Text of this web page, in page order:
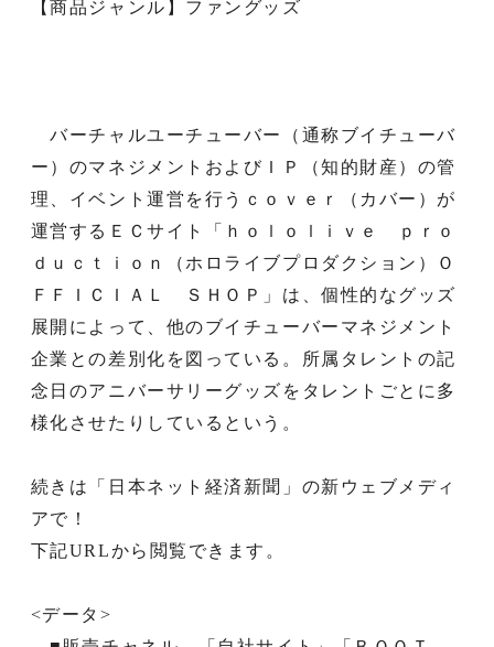
【商品ジャンル】ファングッズ
バーチャルユーチューバー（通称ブイチューバ
ー）のマネジメントおよびＩＰ（知的財産）の管
理、イベント運営を行うｃｏｖｅｒ（カバー）が
運営するＥＣサイト「ｈｏｌｏｌｉｖｅ ｐｒｏ
ｄｕｃｔｉｏｎ（ホロライブプロダクション）Ｏ
ＦＦＩＣＩＡＬ ＳＨＯＰ」は、個性的なグッズ
展開によって、他のブイチューバーマネジメント
企業との差別化を図っている。所属タレントの記
念日のアニバーサリーグッズをタレントごとに多
様化させたりしているという。
続きは「日本ネット経済新聞」の新ウェブメディ
アで！
下記URLから閲覧できます。
<データ>